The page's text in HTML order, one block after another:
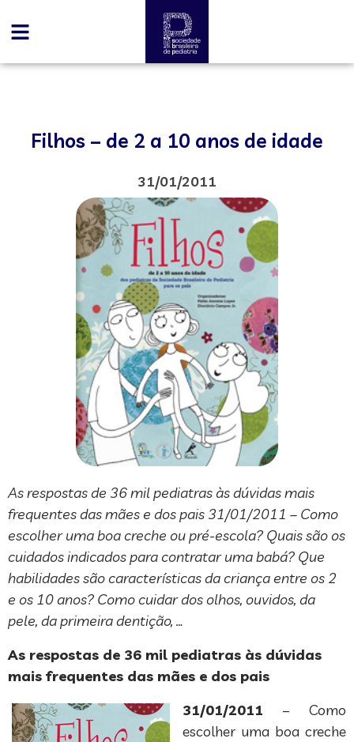
Filhos – de 2 a 10 anos de idade
31/01/2011
As respostas de 36 mil pediatras às dúvidas mais
frequentes das mães e dos pais 31/01/2011 – Como
escolher uma boa creche ou pré-escola? Quais são os
cuidados indicados para contratar uma babá? Que
habilidades são características da criança entre os 2
e os 10 anos? Como cuidar dos olhos, ouvidos, da
pele, da primeira dentição, …
As respostas de 36 mil pediatras às dúvidas
mais frequentes das mães e dos pais
31/01/2011 – Como
escolher uma boa creche